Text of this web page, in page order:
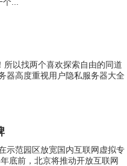
以找两个喜欢探索自由的同道
器高度重视用户隐私服务器大全
范园区放宽国内互联网虚拟专
底前，北京将推动开放互联网